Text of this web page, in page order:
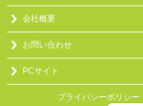
会社概要
お問い合わせ
PCサイト
プライバシーポリシー